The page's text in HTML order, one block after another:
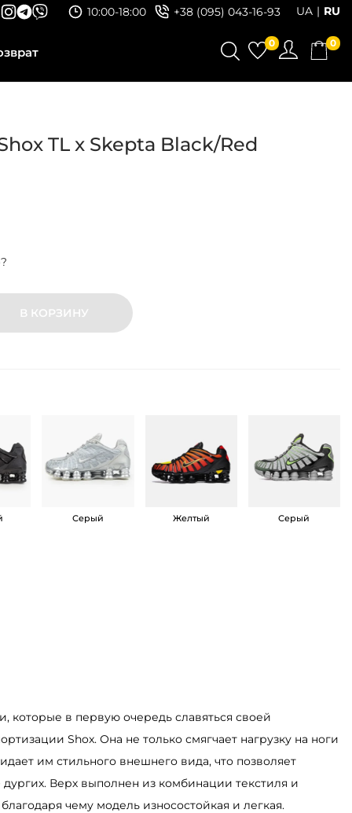
10:00-18:00 +38 (095) 043-16-93 UA RU
0 0
TL x Skepta Black/Red
В КОРЗИНУ
Серый Желтый Серый
которые в первую очередь славяться своей
Shox. Она не только смягчает нагрузку на ноги
им стильного внешнего вида, что позволяет
Верх выполнен из комбинации текстиля и
чему модель износостойкая и легкая.